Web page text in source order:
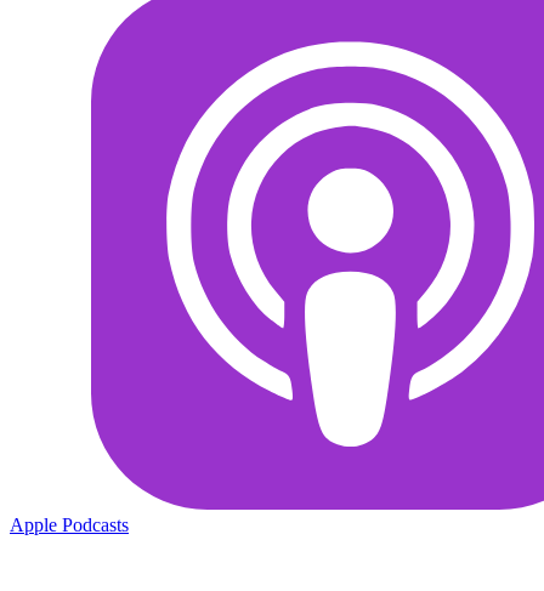
Apple Podcasts